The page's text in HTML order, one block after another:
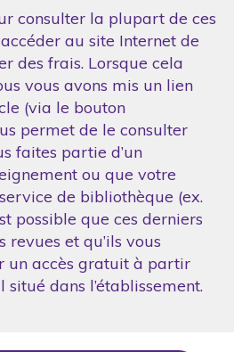
consulter la plupart de ces
au site Internet de
des frais. Lorsque cela
vous avons mis un lien
(via le bouton
permet de le consulter
faites partie d’un
ou que votre
de bibliothèque (ex.
possible que ces derniers
revues et qu’ils vous
un accès gratuit à partir
situé dans l’établissement.